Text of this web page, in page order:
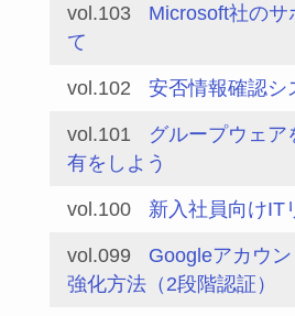
vol.103
Microsoft社の
て
vol.102 安否情報確認シ
vol.101
グループウェ
有をしよう
vol.100 新入社員向けIT
vol.099
Googleアカウ
強化方法（2段階認証）